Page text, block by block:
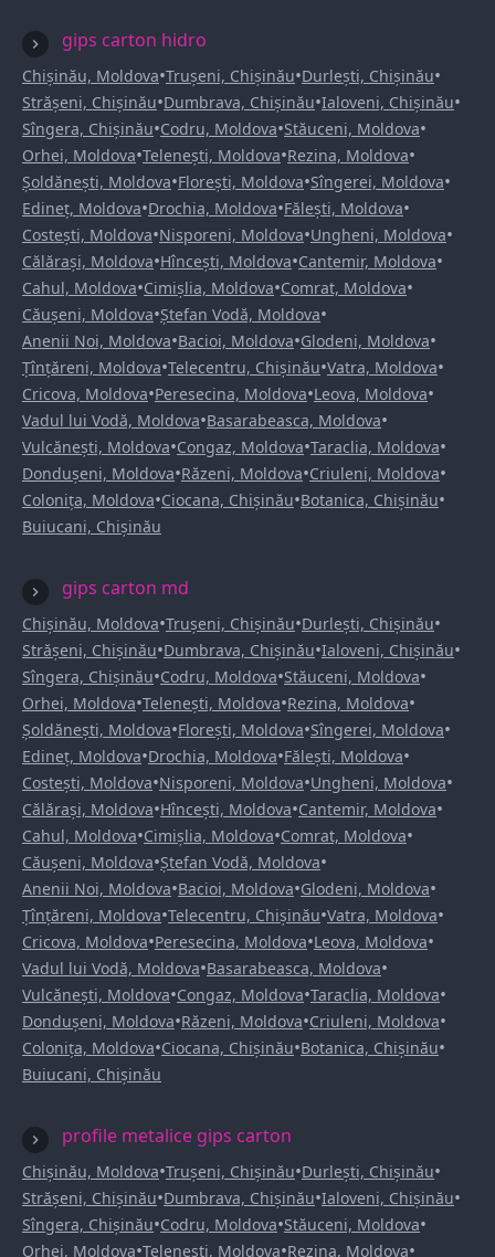
gips carton hidro
Chișinău, Moldova•Trușeni, Chișinău•Durlești, Chișinău•
Strășeni, Chișinău•Dumbrava, Chișinău•Ialoveni, Chișinău•
Sîngera, Chișinău•Codru, Moldova•Stăuceni, Moldova•
Orhei, Moldova•Telenești, Moldova•Rezina, Moldova•
Șoldănești, Moldova•Florești, Moldova•Sîngerei, Moldova•
Edineț, Moldova•Drochia, Moldova•Fălești, Moldova•
Costești, Moldova•Nisporeni, Moldova•Ungheni, Moldova•
Călărași, Moldova•Hîncești, Moldova•Cantemir, Moldova•
Cahul, Moldova•Cimișlia, Moldova•Comrat, Moldova•
Căușeni, Moldova•Ștefan Vodă, Moldova•
Anenii Noi, Moldova•Bacioi, Moldova•Glodeni, Moldova•
Țînțăreni, Moldova•Telecentru, Chișinău•Vatra, Moldova•
Cricova, Moldova•Peresecina, Moldova•Leova, Moldova•
Vadul lui Vodă, Moldova•Basarabeasca, Moldova•
Vulcănești, Moldova•Congaz, Moldova•Taraclia, Moldova•
Dondușeni, Moldova•Răzeni, Moldova•Criuleni, Moldova•
Colonița, Moldova•Ciocana, Chișinău•Botanica, Chișinău•
Buiucani, Chișinău
gips carton md
Chișinău, Moldova•Trușeni, Chișinău•Durlești, Chișinău•
Strășeni, Chișinău•Dumbrava, Chișinău•Ialoveni, Chișinău•
Sîngera, Chișinău•Codru, Moldova•Stăuceni, Moldova•
Orhei, Moldova•Telenești, Moldova•Rezina, Moldova•
Șoldănești, Moldova•Florești, Moldova•Sîngerei, Moldova•
Edineț, Moldova•Drochia, Moldova•Fălești, Moldova•
Costești, Moldova•Nisporeni, Moldova•Ungheni, Moldova•
Călărași, Moldova•Hîncești, Moldova•Cantemir, Moldova•
Cahul, Moldova•Cimișlia, Moldova•Comrat, Moldova•
Căușeni, Moldova•Ștefan Vodă, Moldova•
Anenii Noi, Moldova•Bacioi, Moldova•Glodeni, Moldova•
Țînțăreni, Moldova•Telecentru, Chișinău•Vatra, Moldova•
Cricova, Moldova•Peresecina, Moldova•Leova, Moldova•
Vadul lui Vodă, Moldova•Basarabeasca, Moldova•
Vulcănești, Moldova•Congaz, Moldova•Taraclia, Moldova•
Dondușeni, Moldova•Răzeni, Moldova•Criuleni, Moldova•
Colonița, Moldova•Ciocana, Chișinău•Botanica, Chișinău•
Buiucani, Chișinău
profile metalice gips carton
Chișinău, Moldova•Trușeni, Chișinău•Durlești, Chișinău•
Strășeni, Chișinău•Dumbrava, Chișinău•Ialoveni, Chișinău•
Sîngera, Chișinău•Codru, Moldova•Stăuceni, Moldova•
Orhei, Moldova•Telenești, Moldova•Rezina, Moldova•